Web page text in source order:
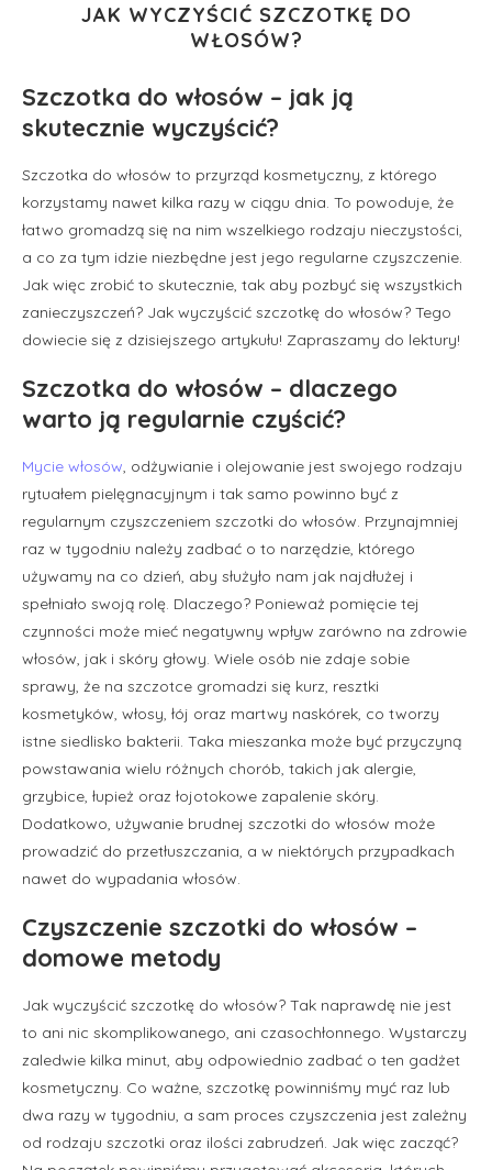
JAK WYCZYŚCIĆ SZCZOTKĘ DO
WŁOSÓW?
Szczotka do włosów – jak ją
skutecznie wyczyścić?
Szczotka do włosów to przyrząd kosmetyczny, z którego
korzystamy nawet kilka razy w ciągu dnia. To powoduje, że
łatwo gromadzą się na nim wszelkiego rodzaju nieczystości,
a co za tym idzie niezbędne jest jego regularne czyszczenie.
Jak więc zrobić to skutecznie, tak aby pozbyć się wszystkich
zanieczyszczeń? Jak wyczyścić szczotkę do włosów? Tego
dowiecie się z dzisiejszego artykułu! Zapraszamy do lektury!
Szczotka do włosów – dlaczego
warto ją regularnie czyścić?
Mycie włosów, odżywianie i olejowanie jest swojego rodzaju
rytuałem pielęgnacyjnym i tak samo powinno być z
regularnym czyszczeniem szczotki do włosów. Przynajmniej
raz w tygodniu należy zadbać o to narzędzie, którego
używamy na co dzień, aby służyło nam jak najdłużej i
spełniało swoją rolę. Dlaczego? Ponieważ pomięcie tej
czynności może mieć negatywny wpływ zarówno na zdrowie
włosów, jak i skóry głowy. Wiele osób nie zdaje sobie
sprawy, że na szczotce gromadzi się kurz, resztki
kosmetyków, włosy, łój oraz martwy naskórek, co tworzy
istne siedlisko bakterii. Taka mieszanka może być przyczyną
powstawania wielu różnych chorób, takich jak alergie,
grzybice, łupież oraz łojotokowe zapalenie skóry.
Dodatkowo, używanie brudnej szczotki do włosów może
prowadzić do przetłuszczania, a w niektórych przypadkach
nawet do wypadania włosów.
Czyszczenie szczotki do włosów –
domowe metody
Jak wyczyścić szczotkę do włosów? Tak naprawdę nie jest
to ani nic skomplikowanego, ani czasochłonnego. Wystarczy
zaledwie kilka minut, aby odpowiednio zadbać o ten gadżet
kosmetyczny. Co ważne, szczotkę powinniśmy myć raz lub
dwa razy w tygodniu, a sam proces czyszczenia jest zależny
od rodzaju szczotki oraz ilości zabrudzeń. Jak więc zacząć?